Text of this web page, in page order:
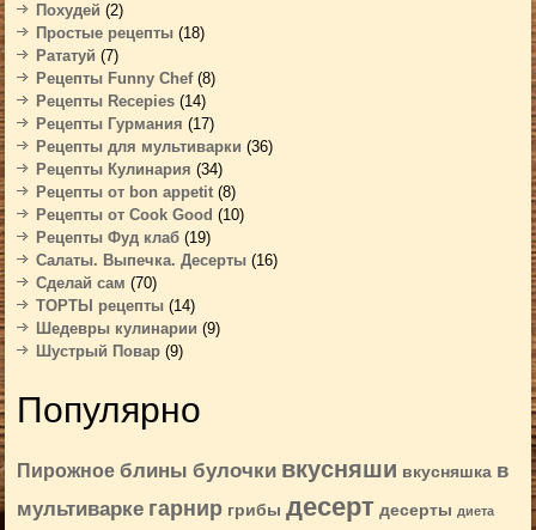
Похудей (2)
Простые рецепты (18)
Рататуй (7)
Рецепты Funny Chef(8)
Рецепты Recepies (14)
Рецепты Гурмания (17)
Рецепты для мультиварки (36)
Рецепты Кулинария (34)
Рецепты от bon appetit (8)
Рецепты от Cook Good (10)
Рецепты Фуд клаб (19)
Салаты. Выпечка. Десерты (16)
Сделай сам (70)
ТОРТЫ рецепты (14)
Шедевры кулинарии (9)
Шустрый Повар (9)
Популярно
Пирожное блины булочки вкусняши вкусняшка в
мультиварке гарнир грибы десерт десерты диета